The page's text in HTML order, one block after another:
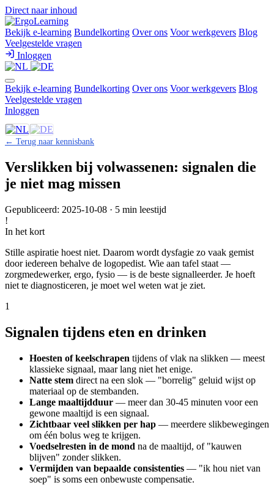
Direct naar inhoud
Bekijk e-learning Bundelkorting Over ons Voor werkgevers Blog
Veelgestelde vragen
Inloggen
Bekijk e-learning Bundelkorting Over ons Voor werkgevers Blog
Veelgestelde vragen
Inloggen
← Terug naar kennisbank
Verslikken bij volwassenen: signalen die
je niet mag missen
Gepubliceerd: 2025-10-08 · 5 min leestijd
!
In het kort
Stille aspiratie hoest niet. Daarom wordt dysfagie zo vaak gemist
door iedereen behalve de logopedist. Wie aan tafel staat —
zorgmedewerker, ergo, fysio — is de beste signalleerder. Je hoeft
niet te diagnosticeren, je moet wel weten wat je ziet.
1
Signalen tijdens eten en drinken
Hoesten of keelschrapen tijdens of vlak na slikken — meest
klassieke signaal, maar lang niet het enige.
Natte stem direct na een slok — "borrelig" geluid wijst op
materiaal op de stembanden.
Lange maaltijdduur — meer dan 30-45 minuten voor een
gewone maaltijd is een signaal.
Zichtbaar veel slikken per hap — meerdere slikbewegingen
om één bolus weg te krijgen.
Voedselresten in de mond na de maaltijd, of "kauwen
blijven" zonder slikken.
Vermijden van bepaalde consistenties — "ik hou niet van
soep" is soms een onbewuste compensatie.